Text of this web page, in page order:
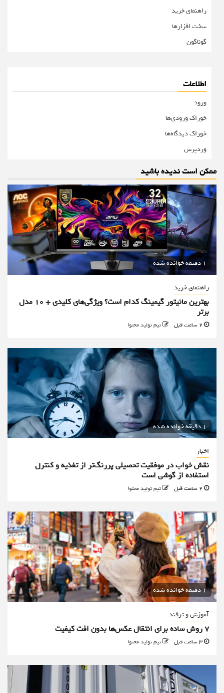
راهنمای خرید
سخت افزارها
گوناگون
اطلاعات
ورود
خوراک ورودی‌ها
خوراک دیدگاه‌ها
وردپرس
ممکن است ندیده باشید
1 دقیقه خوانده شده
راهنمای خرید
بهترین مانیتور گیمینگ کدام است؟ ویژگی‌های کلیدی + 10 مدل
برتر
تیم تولید محتوا
1 دقیقه خوانده شده
اخبار
نقش خواب در موفقیت تحصیلی پررنگ‌تر از تغذیه و کنترل
استفاده از گوشی است
تیم تولید محتوا
1 دقیقه خوانده شده
آموزش و ترفند
۷ روش ساده برای انتقال عکس‌ها بدون افت کیفیت
تیم تولید محتوا